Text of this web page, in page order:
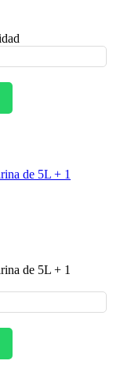
de 5L + 1
de 5L + 1